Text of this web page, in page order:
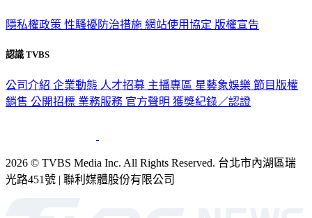
隱私權政策 性騷擾防治措施 網站使用協定 版權宣告
認識 TVBS
公司介紹 企業動態 人才招募 主播專區 星藝象娛樂 節目版權
銷售 公開招標 業務服務 官方聲明 獲獎紀錄／認證
2026 © TVBS Media Inc. All Rights Reserved. 台北市內湖區瑞
光路451號 | 聯利媒體股份有限公司